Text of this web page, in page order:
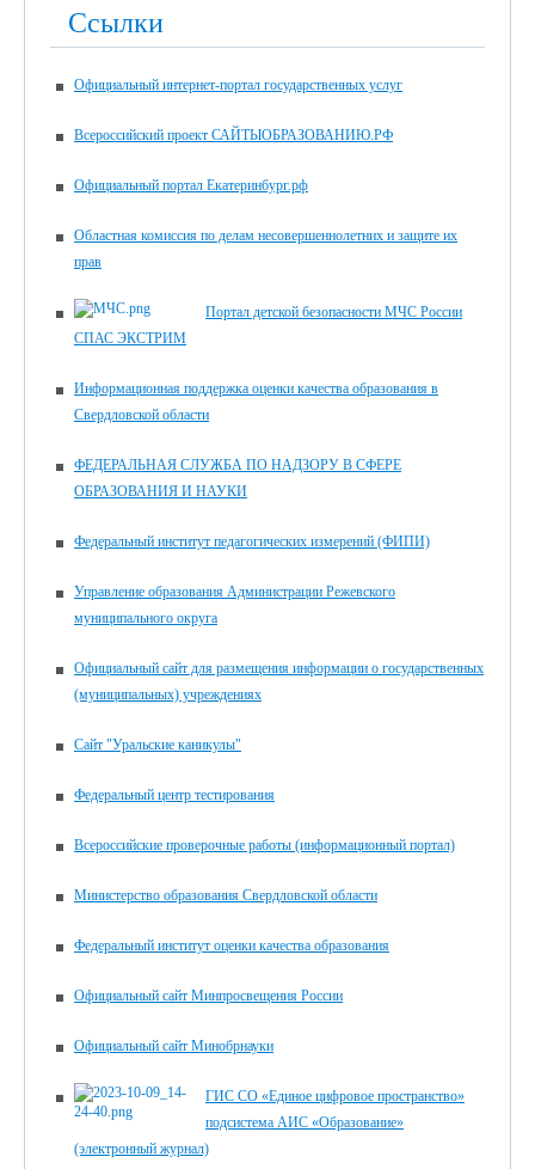
Ссылки
Официальный интернет-портал государственных услуг
Всероссийский проект САЙТЫОБРАЗОВАНИЮ.РФ
Официальный портал Екатеринбург.рф
Областная комиссия по делам несовершеннолетних и защите их
прав
Портал детской безопасности МЧС России
СПАС ЭКСТРИМ
Информационная поддержка оценки качества образования в
Свердловской области
ФЕДЕРАЛЬНАЯ СЛУЖБА ПО НАДЗОРУ В СФЕРЕ
ОБРАЗОВАНИЯ И НАУКИ
Федеральный институт педагогических измерений (ФИПИ)
Управление образования Администрации Режевского
муниципального округа
Официальный сайт для размещения информации о государственных
(муниципальных) учреждениях
Сайт "Уральские каникулы"
Федеральный центр тестирования
Всероссийские проверочные работы (информационный портал)
Министерство образования Свердловской области
Федеральный институт оценки качества образования
Официальный сайт Минпросвещения России
Официальный сайт Минобрнауки
ГИС СО «Единое цифровое пространство»
подсистема АИС «Образование»
(электронный журнал)